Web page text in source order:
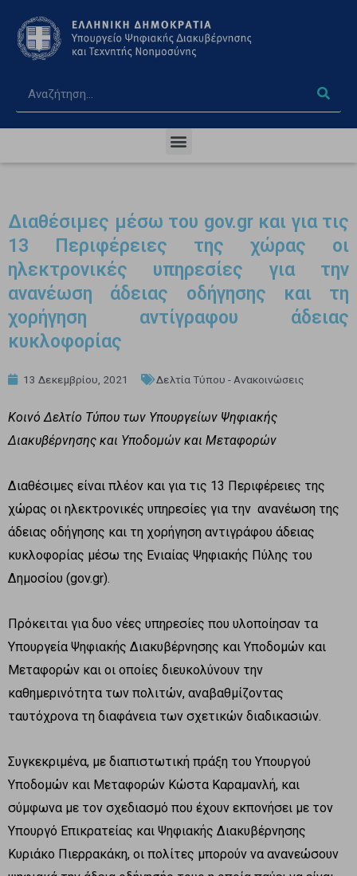
Διαθέσιμες μέσω του gov.gr και για τις
13 Περιφέρειες της χώρας οι
ηλεκτρονικές υπηρεσίες για την
ανανέωση άδειας οδήγησης και τη
χορήγηση αντίγραφου άδειας
κυκλοφορίας
13 Δεκεμβρίου, 2021 Δελτία Τύπου - Ανακοινώσεις
Κοινό Δελτίο Τύπου των Υπουργείων Ψηφιακής
Διακυβέρνησης και Υποδομών και Μεταφορών
Διαθέσιμες είναι πλέον και για τις 13 Περιφέρειες της
χώρας οι ηλεκτρονικές υπηρεσίες για την ανανέωση της
άδειας οδήγησης και τη χορήγηση αντιγράφου άδειας
κυκλοφορίας μέσω της Ενιαίας Ψηφιακής Πύλης του
Δημοσίου (gov.gr).
Πρόκειται για δυο νέες υπηρεσίες που υλοποίησαν τα
Υπουργεία Ψηφιακής Διακυβέρνησης και Υποδομών και
Μεταφορών και οι οποίες διευκολύνουν την
καθημερινότητα των πολιτών, αναβαθμίζοντας
ταυτόχρονα τη διαφάνεια των σχετικών διαδικασιών.
Συγκεκριμένα, με διαπιστωτική πράξη του Υπουργού
Υποδομών και Μεταφορών Κώστα Καραμανλή, και
σύμφωνα με τον σχεδιασμό που έχουν εκπονήσει με τον
Υπουργό Επικρατείας και Ψηφιακής Διακυβέρνησης
Κυριάκο Πιερρακάκη, οι πολίτες μπορούν να ανανεώσουν